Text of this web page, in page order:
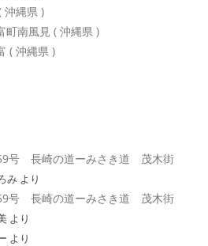
縄県 )
南風見 ( 沖縄県 )
沖縄県 )
号 長崎の道ーみさき道 茂木街
み より
号 長崎の道ーみさき道 茂木街
より
より